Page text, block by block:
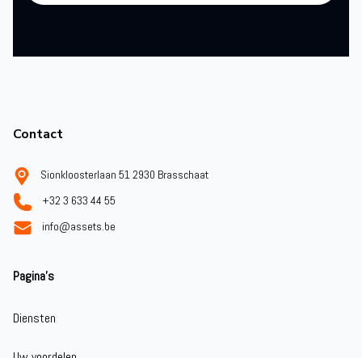
Contact
Sionkloosterlaan 51 2930 Brasschaat
+32 3 633 44 55
info@assets.be
Pagina's
Diensten